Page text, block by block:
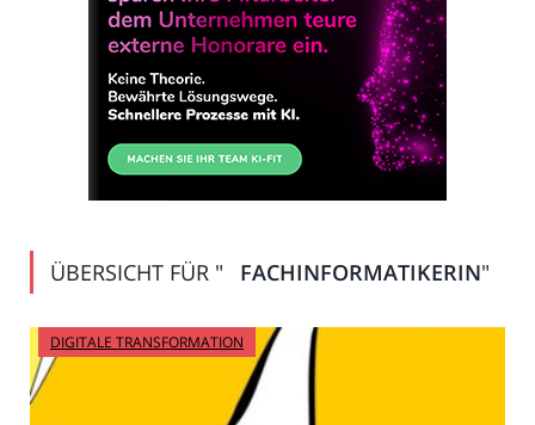
ÜBERSICHT FÜR " FACHINFORMATIKERIN"
DIGITALE TRANSFORMATION